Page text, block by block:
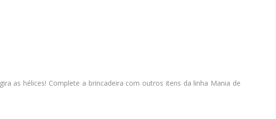
as hélices! Complete a brincadeira com outros itens da linha Mania de